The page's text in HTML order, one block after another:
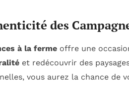
des
à la ferme offre une
et redécouvrir des
vous aurez la chance de